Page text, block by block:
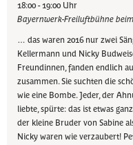
18:00 - 19:00 Uhr
Bayernwerk-Freiluftbühne
… das waren 2016 nur zwei
Kellermann und Nicky
Freundinnen, fanden endlich
zusammen. Sie suchten die
wie eine Bombe. Jeder, der
liebte, spürte: das ist etwas
der kleine Bruder von Sabine
Nicky waren wie verzaubert!